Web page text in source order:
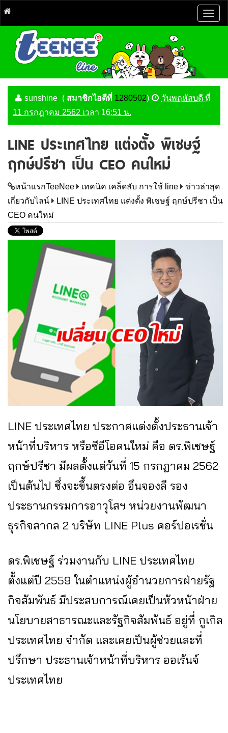
sunshine ( สมาชิกไอดีที่ 1280502)
วันพฤหัสบดี ที่
11 กรกฎาคม 2562 เวลา 16:51 น.
LINE ประเทศไทย แต่งตั้ง พิเชษฐ์
ฤกษ์ปรีชา เป็น CEO คนใหม่
หน้าแรกTeeNee เทคนิค เคล็ดลับ การใช้ line
ข่าวล่าสุด
เกี่ยวกับไลน์
LINE ประเทศไทย แต่งตั้ง พิเชษฐ์ ฤกษ์ปรีชา เป็น
CEO คนใหม่
LINE ประเทศไทย ประกาศแต่งตั้งประธานเจ้า
หน้าที่บริหาร หรือซีอีโอคนใหม่ คือ ดร.พิเชษฐ์
ฤกษ์ปรีชา มีผลตั้งแต่วันที่ 15 กรกฎาคม 2562
เป็นต้นไป ซึ่งจะขึ้นตรงต่อ อึนจองลี รอง
ประธานกรรมการอาวุโสฯ หน่วยงานพัฒนา
ธุรกิจสากล 2 บริษัท LINE Plus คอร์ปอเรชั่น
ดร.พิเชษฐ์ ร่วมงานกับ LINE ประเทศไทย
ตั้งแต่ปี 2559 ในตำแหน่งผู้อำนวยการฝ่ายรัฐ
กิจสัมพันธ์ มีประสบการณ์เคยเป็นหัวหน้าฝ่าย
นโยบายสาธารณะและรัฐกิจสัมพันธ์ อยู่ที่ กูเกิล
ประเทศไทย จำกัด และเคยเป็นผู้ช่วยและที่
ปรึกษา ประธานเจ้าหน้าที่บริหาร ออเร้นจ์
ประเทศไทย